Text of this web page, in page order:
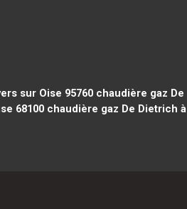
sur Oise 95760 chaudière gaz De
68100 chaudière gaz De Dietrich à